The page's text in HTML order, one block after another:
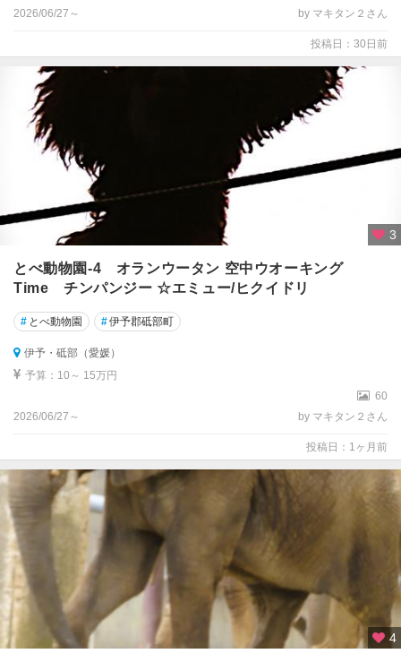
2026/06/27～
by マキタン２さん
投稿日：30日前
3
とべ動物園-4 オランウータン 空中ウオーキング
Time チンパンジー ☆エミュー/ヒクイドリ
# とべ動物園 #伊予郡砥部町
伊予・砥部（愛媛）
予算：10～ 15万円
60
2026/06/27～
by マキタン２さん
投稿日：1ヶ月前
4